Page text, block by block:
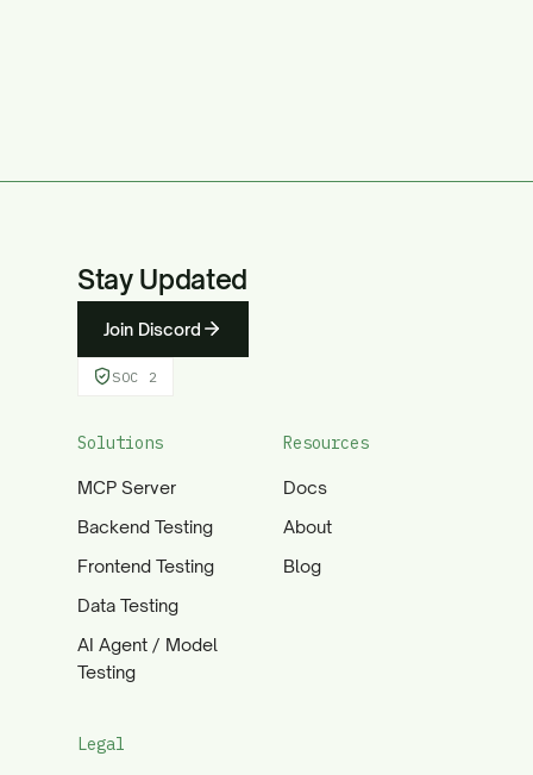
Stay Updated
Join Discord
SOC 2
Solutions
MCP Server
Backend Testing
Frontend Testing
Data Testing
AI Agent / Model
Testing
Resources
Docs
About
Blog
Legal